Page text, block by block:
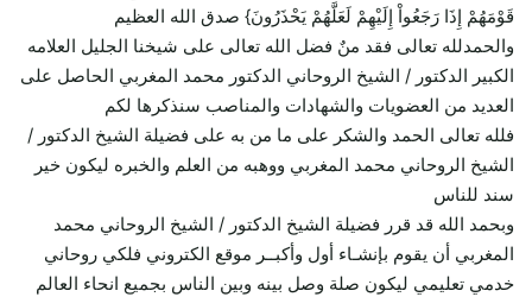
قَوْمَهُمْ إِذَا رَجَعُواْ إِلَيْهِمْ لَعَلَّهُمْ يَحْذَرُونَ} صدق الله العظيم
والحمدلله تعالى فقد منٌ فضل الله تعالى على شيخنا الجليل العلامه
الكبير الدكتور / الشيخ الروحاني الدكتور محمد المغربي الحاصل على
العديد من العضويات والشهادات والمناصب سنذكرها لكم
فلله تعالى الحمد والشكر على ما من به على فضيلة الشيخ الدكتور /
الشيخ الروحاني محمد المغربي ووهبه من العلم والخبره ليكون خير
سند للناس
وبحمد الله قد قرر فضيلة الشيخ الدكتور / الشيخ الروحاني محمد
المغربي أن يقوم بإنشـاء أول وأكبــر موقع الكتروني فلكي روحاني
خدمي تعليمي ليكون صلة وصل بينه وبين الناس بجميع انحاء العالم